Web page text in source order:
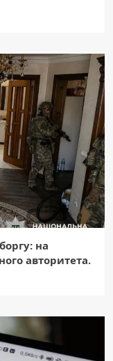
на
авторитета.